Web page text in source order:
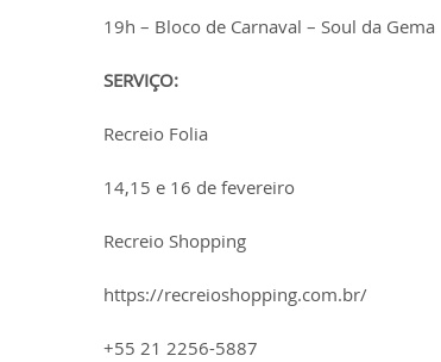
19h – Bloco de Carnaval – Soul da Gema
SERVIÇO:
Recreio Folia
14,15 e 16 de fevereiro
Recreio Shopping
https://recreioshopping.com.br/
+55 21 2256-5887